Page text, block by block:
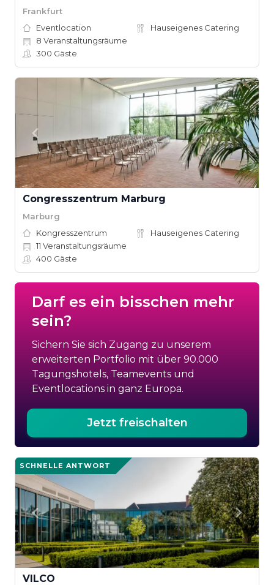
Frankfurt
Eventlocation
Hauseigenes Catering
8 Veranstaltungsräume
300 Gäste
Congresszentrum Marburg
Marburg
Kongresszentrum
Hauseigenes Catering
11 Veranstaltungsräume
400 Gäste
Darf es ein bisschen mehr
sein?
Sichern Sie sich Zugang zu unserem
erweiterten Portfolio mit über 90.000
Tagungshotels, Teamevents und
Eventlocations in ganz Europa.
Jetzt freischalten
SCHNELLE ANTWORT
VILCO